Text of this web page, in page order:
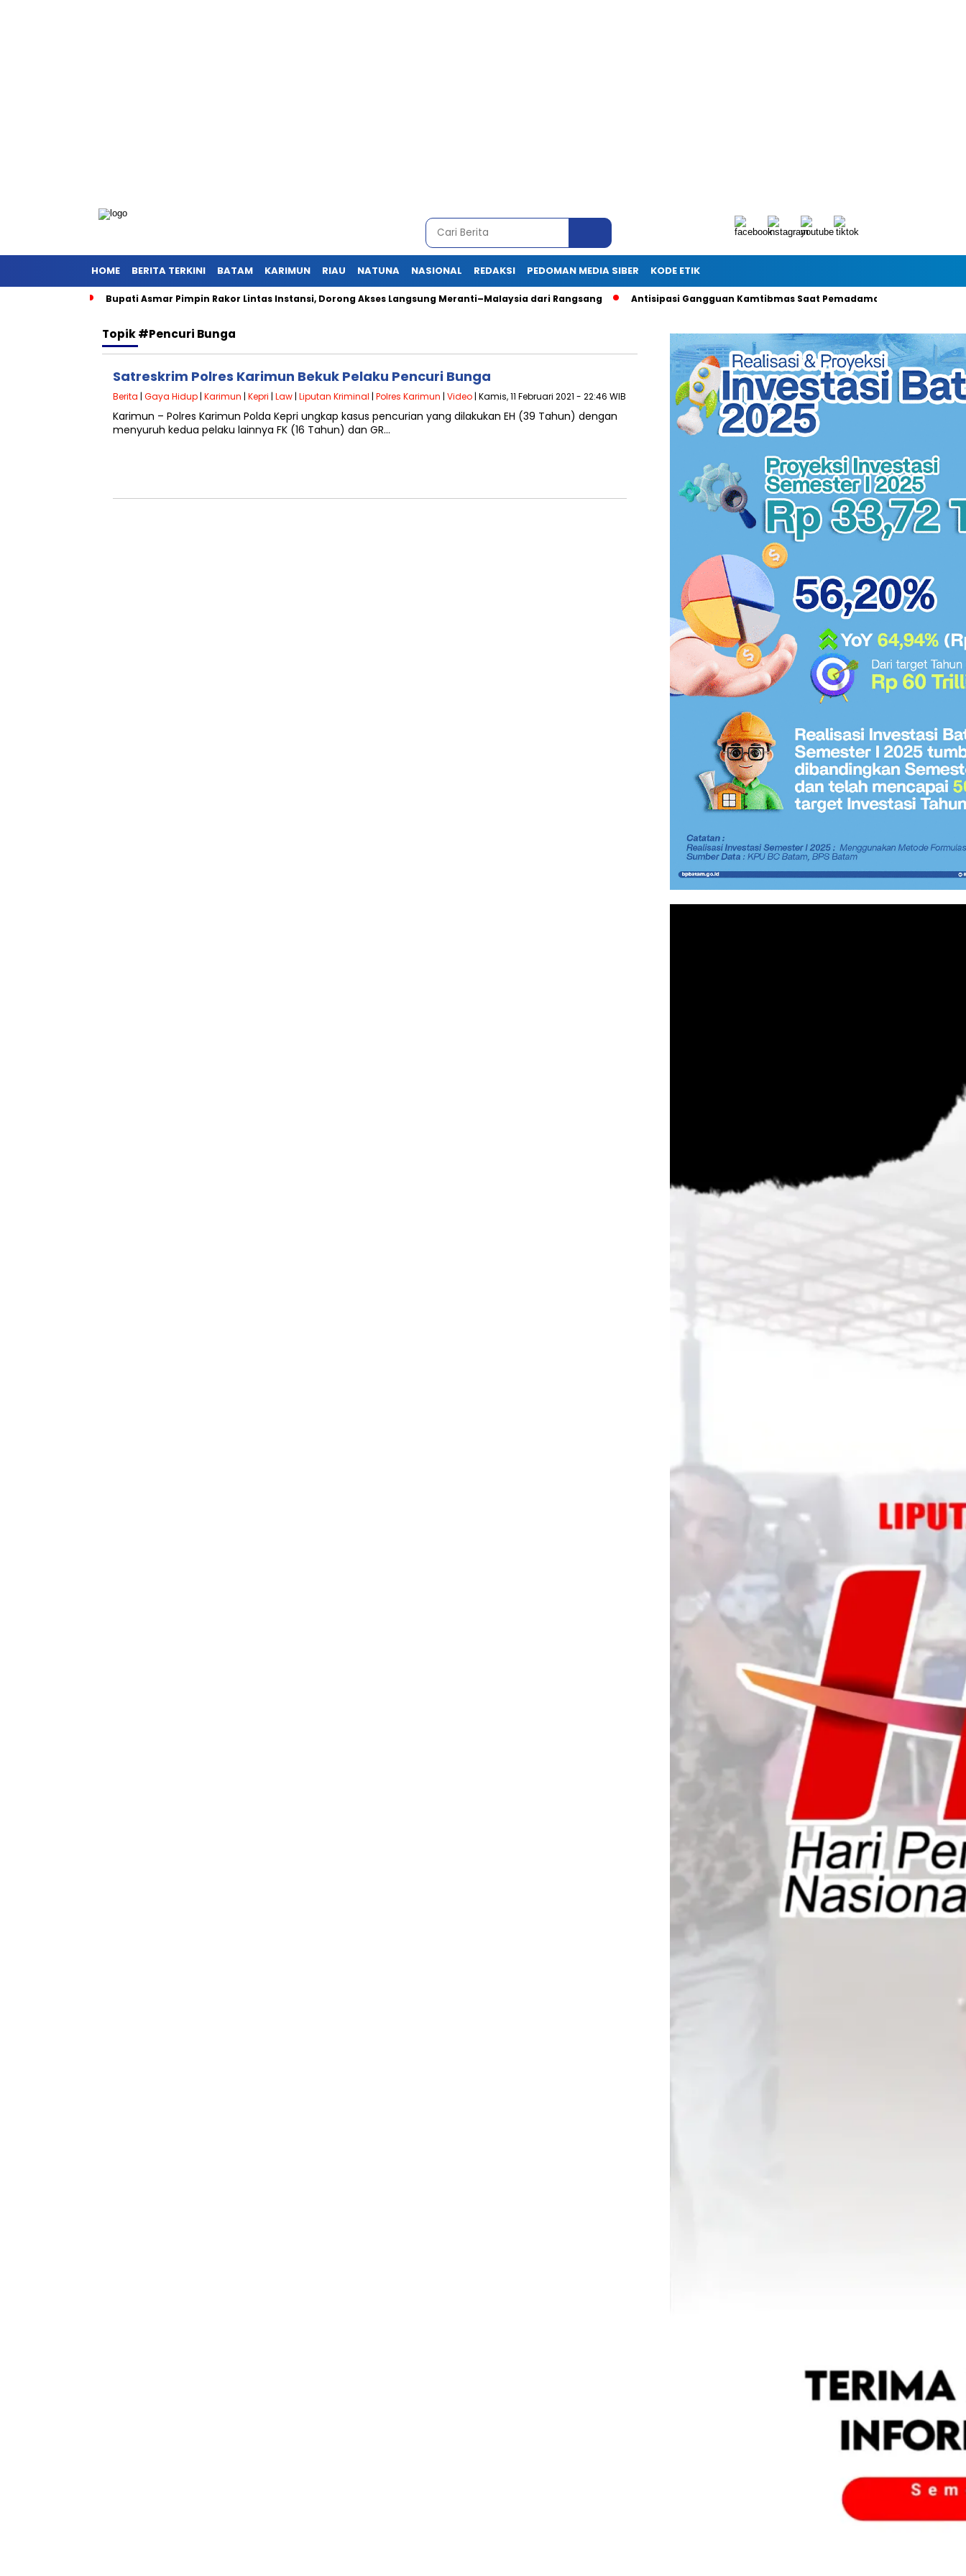
HOME BERITA TERKINI BATAM KARIMUN RIAU NATUNA NASIONAL REDAKSI PEDOMAN MEDIA SIBER KODE ETIK
Bupati Asmar Pimpin Rakor Lintas Instansi, Dorong Akses Langsung Meranti–Malaysia dari Rangsang Antisipasi Gangguan Kamtibmas Saat Pemadaman Listrik, Ini
Topik#Pencuri Bunga
Satreskrim Polres Karimun Bekuk Pelaku Pencuri Bunga
Berita | Gaya Hidup | Karimun | Kepri | Law | Liputan Kriminal | Polres Karimun | Video | Kamis, 11 Februari 2021 - 22:46 WIB
Karimun – Polres Karimun Polda Kepri ungkap kasus pencurian yang dilakukan EH (39 Tahun) dengan
menyuruh kedua pelaku lainnya FK (16 Tahun) dan GR…